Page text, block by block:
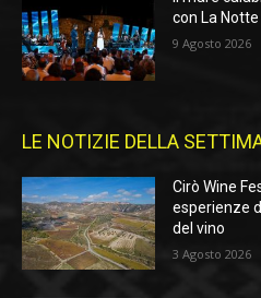
con La
9 Agosto 2026
LE NOTIZIE DELLA
Cirò Wine
esperienze
del vino
3 Agosto 2026